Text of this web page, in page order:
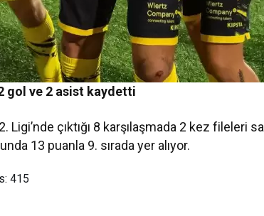
gol ve 2 asist kaydetti
Ligi’nde çıktığı 8 karşılaşmada 2 kez fileleri
13 puanla 9. sırada yer alıyor.
415